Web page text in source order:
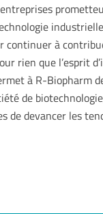
continuer à
rien que l’esprit
à R-Biopharm
de
de devancer les